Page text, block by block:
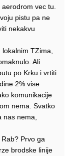
vec tu.
pistu pa ne
nekakvu
TZima,
Ali
po Krku i vrtiti
2% vise
komunikacije
nema. Svatko
nema,
Prvo ga
brodske linije